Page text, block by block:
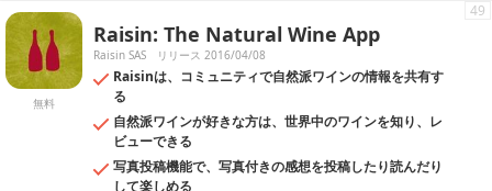
無料
Raisin: The Natural Wine App
Raisin SAS リリース 2016/04/08
Raisinは、コミュニティで自然派ワインの情報を共有す
る
自然派ワインが好きな方は、世界中のワインを知り、レ
ビューできる
写真投稿機能で、写真付きの感想を投稿したり読んだり
して楽しめる
49